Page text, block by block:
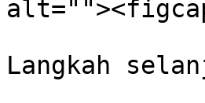
Langkah